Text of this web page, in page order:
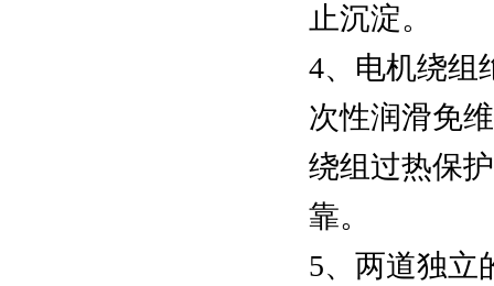
止沉淀。
4、电机绕组
次性润滑免
绕组过热保
靠。
5、两道独立